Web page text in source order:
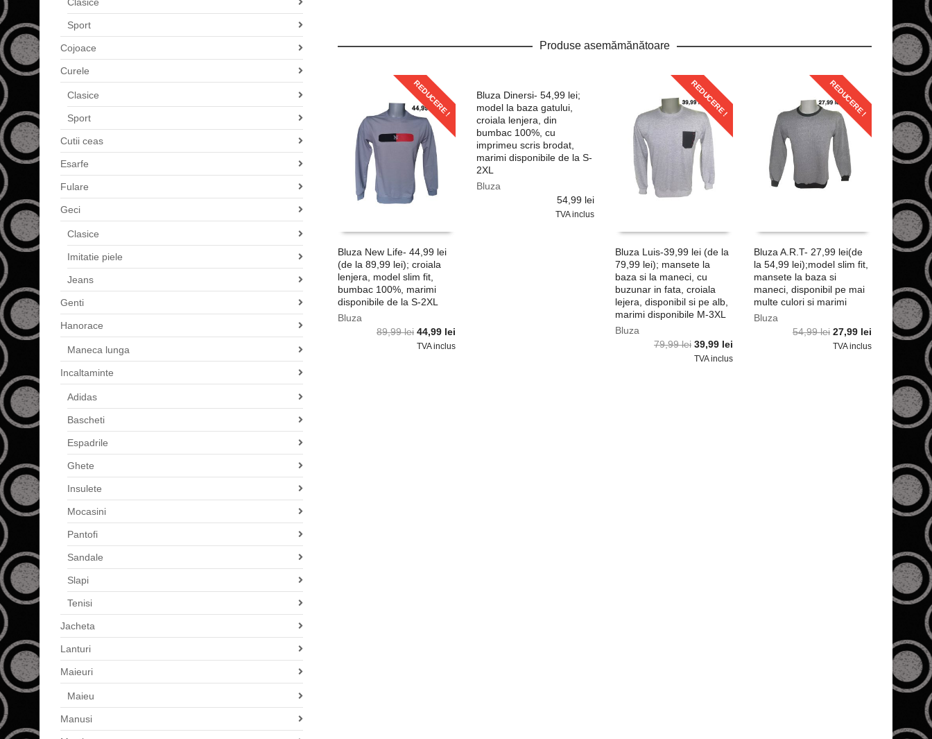
Produse asemămănătoare
REDUCERE !
Bluza New Life- 44,99 lei
(de la 89,99 lei); croiala
lenjera, model slim fit,
bumbac 100%, marimi
disponibile de la S-2XL
Bluza
89,99lei Prețul
inițial
44,99 lei
curent
TVA inclus
Bluza Dinersi- 54,99 lei;
model la baza gatului,
croiala lenjera, din
bumbac 100%, cu
imprimeu scris brodat,
marimi disponibile de la S-
2XL
Bluza
54,99 lei
TVA inclus
REDUCERE !
Bluza Luis-39,99 lei (de la
79,99 lei); mansete la
baza si la maneci, cu
buzunar in fata, croiala
lejera, disponibil si pe alb,
marimi disponibile M-3XL
Bluza
79,99lei Prețul
inițial
39,99 lei
curent
TVA inclus
REDUCERE !
Bluza A.R.T- 27,99 lei(de
la 54,99 lei);model slim fit,
mansete la baza si
maneci, disponibil pe mai
multe culori si marimi
Bluza
54,99lei Prețul
inițial
27,99 lei Prețul
curent
27,99 lei.
TVA inclus
Sport
Cojoace
Curele
Clasice
Sport
Cutii ceas
Esarfe
Fulare
Geci
Clasice
Imitatie piele
Jeans
Genti
Hanorace
Maneca lunga
Incaltaminte
Adidas
Bascheti
Espadrile
Ghete
Insulete
Mocasini
Pantofi
Sandale
Slapi
Tenisi
Jacheta
Lanturi
Maieuri
Maieu
Manusi